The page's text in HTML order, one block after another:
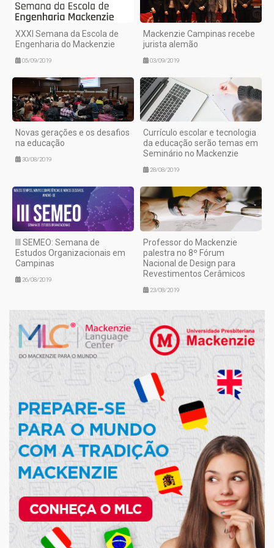
XXXI Semana da Escola de
Engenharia do Mackenzie
05/09/2019
Mackenzie Campinas recebe
jurista alemão
03/09/2019
Novas gerações e os desafios
na educação
30/08/2019
Currículo escolar e tecnologia
da educação serão temas em
Seminário no Mackenzie
28/08/2019
III SEMEO: Semana de
Estudos Organizacionais em
Campinas
26/08/2019
Professor do Mackenzie
palestra no 8º Fórum
Nacional de Design para
Revestimentos Cerâmicos
23/08/2019